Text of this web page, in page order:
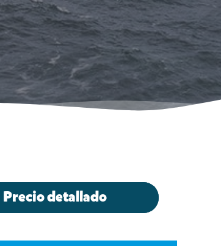
Precio detallado